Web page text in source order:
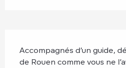
Accompagnés d’un guide,
de Rouen comme vous ne